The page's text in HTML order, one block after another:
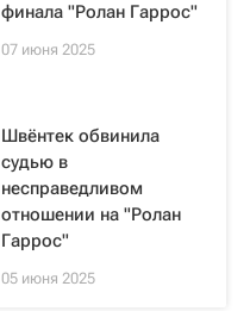
финала "Ролан Гаррос"
07 июня 2025
Швёнтек обвинила
судью в
несправедливом
отношении на "Ролан
Гаррос"
05 июня 2025